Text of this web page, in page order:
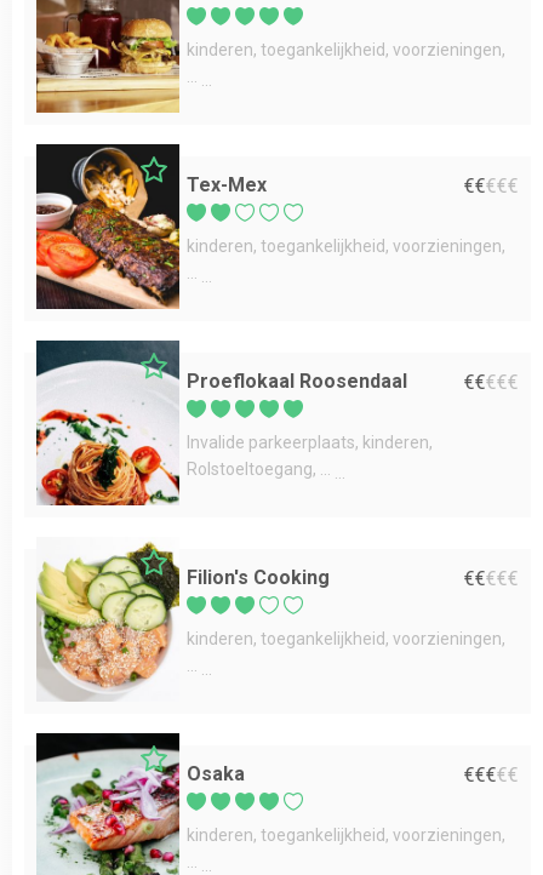
kinderen toegankelijkheid voorzieningen
Tex-Mex €€€€€
kinderen toegankelijkheid voorzieningen
Proeflokaal Roosendaal €€€€€
Invalide parkeerplaats kinderen
Rolstoeltoegang
Filion's Cooking €€€€€
kinderen toegankelijkheid voorzieningen
Osaka €€€€€
kinderen toegankelijkheid voorzieningen